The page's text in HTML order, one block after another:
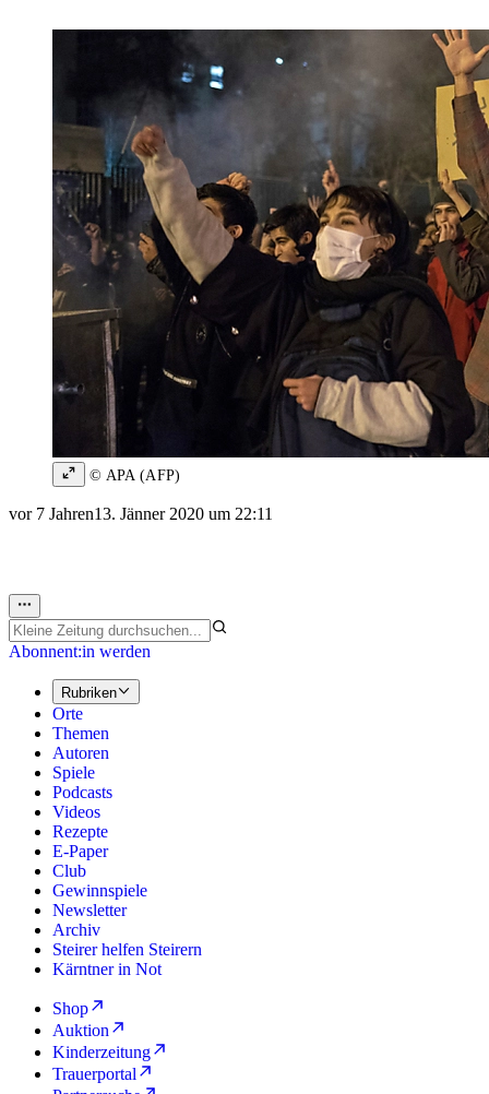
© APA (AFP)
vor 7 Jahren13. Jänner 2020 um 22:11
Abonnent:in werden
Rubriken
Orte
Themen
Autoren
Spiele
Podcasts
Videos
Rezepte
E-Paper
Club
Gewinnspiele
Newsletter
Archiv
Steirer helfen Steirern
Kärntner in Not
Shop
Auktion
Kinderzeitung
Trauerportal